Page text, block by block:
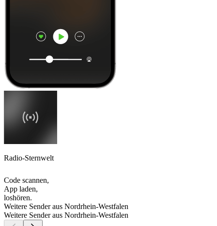
Radio-Sternwelt
Code scannen,
App laden,
loshören.
Weitere Sender aus Nordrhein-Westfalen
Weitere Sender aus Nordrhein-Westfalen